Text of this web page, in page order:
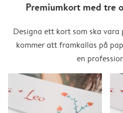
Premiumkort med tre
Designa ett kort som ska
kommer att framkallas på
en